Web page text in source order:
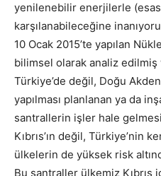
yenilenebilir enerjilerle
karşılanabileceğine
10 Ocak 2015’te yapılan
bilimsel olarak analiz edilmiş
Türkiye’de değil, Doğu
yapılması planlanan ya da
santrallerin işler hale
Kıbrıs’ın değil, Türkiye’nin
ülkelerin de yüksek risk
Bu santraller ülkemiz